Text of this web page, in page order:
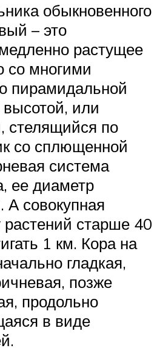
обыкновенного
– это
растущее
со многими
пирамидальной
или
стелящийся по
со сплющенной
система
ее диаметр
совокупная
старше 40
1 км. Кора на
гладкая,
позже
продольно
в виде